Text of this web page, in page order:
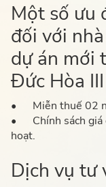
Một số ưu
đối với
dự án mới
Đức Hòa
•
Miễn thuế 02
•
Chính sách
hoạt.
Dịch vụ tư